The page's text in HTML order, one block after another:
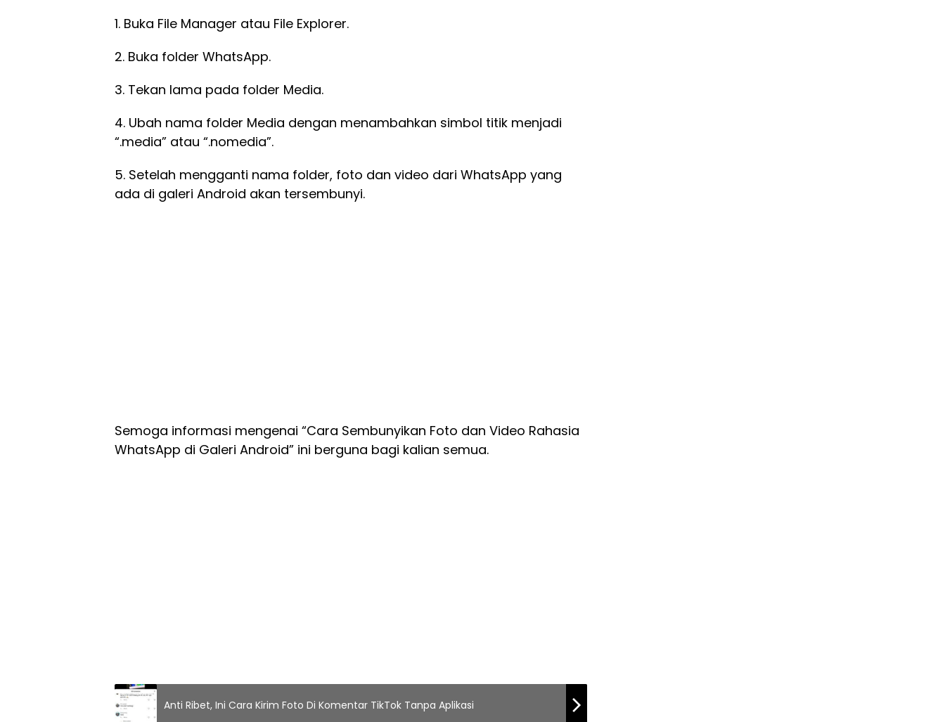
1. Buka File Manager atau File Explorer.
2. Buka folder WhatsApp.
3. Tekan lama pada folder Media.
4. Ubah nama folder Media dengan menambahkan simbol titik menjadi
“.media” atau “.nomedia”.
5. Setelah mengganti nama folder, foto dan video dari WhatsApp yang
ada di galeri Android akan tersembunyi.
Semoga informasi mengenai “Cara Sembunyikan Foto dan Video Rahasia
WhatsApp di Galeri Android” ini berguna bagi kalian semua.
Anti Ribet, Ini Cara Kirim Foto Di Komentar TikTok Tanpa Aplikasi